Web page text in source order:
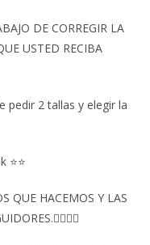
DE CORREGIR LA
USTED RECIBA
pedir 2 tallas y elegir la
⭐⭐
QUE HACEMOS Y LAS